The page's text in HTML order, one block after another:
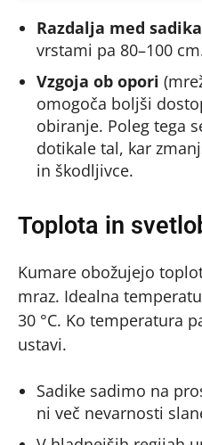
Razdalja med
vrstami pa 80–100
Vzgoja ob opori
omogoča boljši
obiranje. Poleg tega
dotikale tal, kar
in škodljivce.
Toplota in
Kumare obožujejo
mraz. Idealna
30 °C. Ko temperatura
ustavi.
Sadike sadimo na
ni več nevarnosti